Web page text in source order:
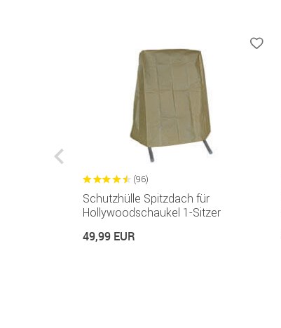
(96)
Schutzhülle Spitzdach für
Hollywoodschaukel 1-Sitzer
49,99 EUR